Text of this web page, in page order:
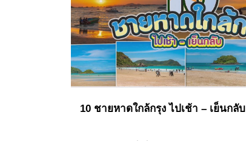
10 ชายหาดใกล้กรุง ไปเช้า – เย็นกลับ